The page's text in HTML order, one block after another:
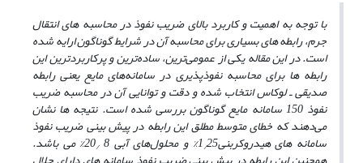
با توجه به اهمیت و کاربرد بالای ضریب نفوذ در محاسبه ‌های انتقال
جرم، رابطه ‌های بسیاری برای محاسبه آندر شرایط گوناگون ارایه شده
است. در این مقاله یکی از عمومی‌ترین، ساده‌ترین و پرکاربردترین این
رابطه‌ ها برای محاسبه نفوذپذیری در سامانه‌های مایع یعنی رابطه
صدیقی ـ لوکاس انتخاب شده و دقت و توانایی آن در محاسبه ضریب
نفوذ 150 سامانه مایع گوناگون بررسی شده است. نتیجه ‌ها نشان
می‌دهند که خطای متوسط مطلق این رابطه در پیش ‌بینی ضریب نفوذ
سامانه ‌های هیدروکربنی1 /25% و محلول‌های آبی 8 / 20% می باشد.